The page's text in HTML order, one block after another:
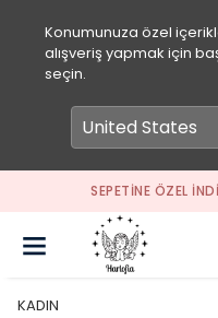
Konumunuza özel
alışveriş yapmak için
seçin.
SEPETİNE ÖZEL
KADIN